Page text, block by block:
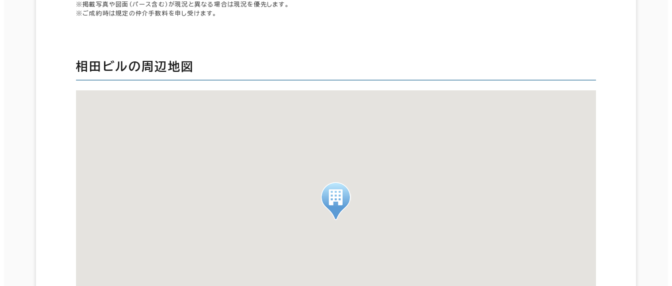
※掲載写真や図面（パース含む）が現況と異なる場合は現況を優先します。
※ご成約時は規定の仲介手数料を申し受けます。
相田ビルの周辺地図